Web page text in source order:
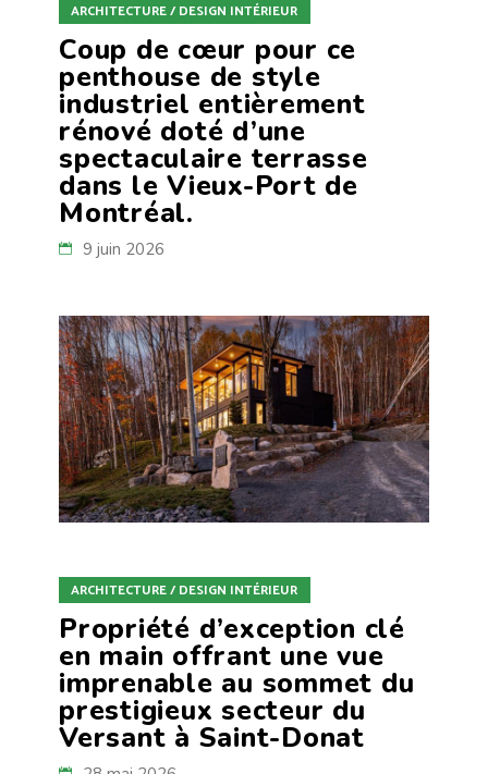
ARCHITECTURE / DESIGN INTÉRIEUR
Coup de cœur pour ce
penthouse de style
industriel entièrement
rénové doté d’une
spectaculaire terrasse
dans le Vieux-Port de
Montréal.
9 juin 2026
ARCHITECTURE / DESIGN INTÉRIEUR
Propriété d’exception clé
en main offrant une vue
imprenable au sommet du
prestigieux secteur du
Versant à Saint-Donat